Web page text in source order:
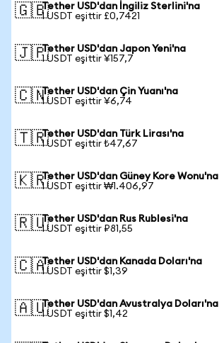
🇬🇧Tether USD'dan İngiliz Sterlini'na
1 USDT eşittir £0,7421
🇯🇵Tether USD'dan Japon Yeni'na
1 USDT eşittir ¥157,7
🇨🇳Tether USD'dan Çin Yuanı'na
1 USDT eşittir ¥6,74
🇹🇷Tether USD'dan Türk Lirası'na
1 USDT eşittir ₺47,67
🇰🇷Tether USD'dan Güney Kore Wonu'na
1 USDT eşittir ₩1.406,97
🇷🇺Tether USD'dan Rus Rublesi'na
1 USDT eşittir ₽81,55
🇨🇦Tether USD'dan Kanada Doları'na
1 USDT eşittir $1,39
🇦🇺Tether USD'dan Avustralya Doları'na
1 USDT eşittir $1,42